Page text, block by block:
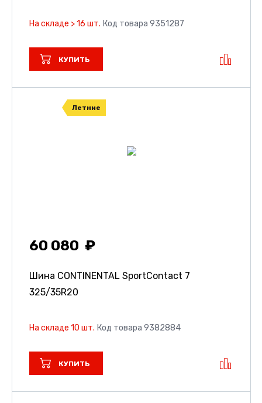
На складе > 16 шт. Код товара 9351287
КУПИТЬ
Летние
60 080
Шина CONTINENTAL SportContact 7
325/35R20
На складе 10 шт. Код товара 9382884
КУПИТЬ